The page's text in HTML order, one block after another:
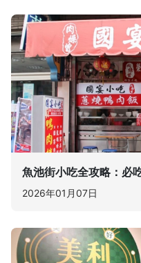
魚池街小吃全攻略：必
2026年01月07日